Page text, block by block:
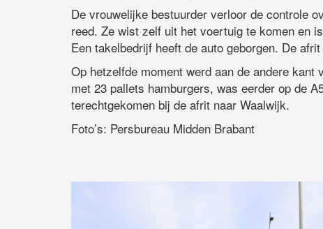
De vrouwelijke bestuurder verloor de controle
reed. Ze wist zelf uit het voertuig te komen en
Een takelbedrijf heeft de auto geborgen. De
Op hetzelfde moment werd aan de andere
met 23 pallets hamburgers, was eerder op de
terechtgekomen bij de afrit naar Waalwijk.
Foto’s: Persbureau Midden Brabant